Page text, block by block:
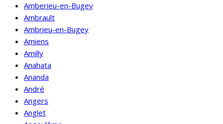
Amberieu-en-Bugey
Ambrault
Ambrieu-en-Bugey
Amiens
Amilly
Anahata
Ananda
André
Angers
Anglet